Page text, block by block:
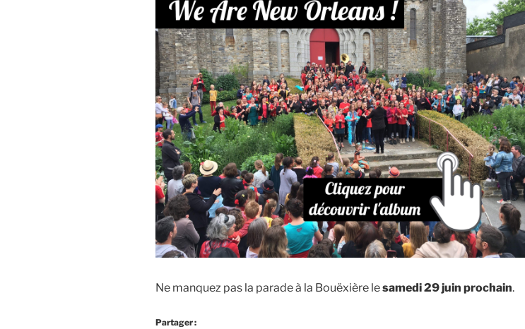
Ne manquez pas la parade à la Bouëxière lesamedi 29 juin prochain.
Partager :